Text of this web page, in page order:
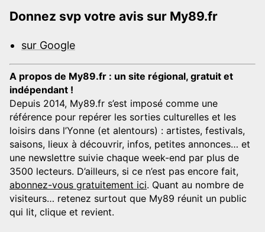
Donnez svp votre avis sur My89.fr
sur Google
A propos de My89.fr : un site régional, gratuit et
indépendant !
Depuis 2014, My89.fr s’est imposé comme une
référence pour repérer les sorties culturelles et les
loisirs dans l’Yonne (et alentours) : artistes, festivals,
saisons, lieux à découvrir, infos, petites annonces… et
une newslettre suivie chaque week-end par plus de
3500 lecteurs. D’ailleurs, si ce n’est pas encore fait,
abonnez-vous gratuitement ici. Quant au nombre de
visiteurs… retenez surtout que My89 réunit un public
qui lit, clique et revient.